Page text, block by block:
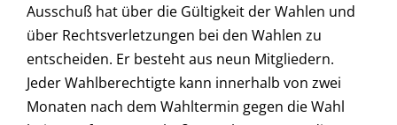
Ausschuß hat über die Gültigkeit der Wahlen und
über Rechtsverletzungen bei den Wahlen zu
entscheiden. Er besteht aus neun Mitgliedern.
Jeder Wahlberechtigte kann innerhalb von zwei
Monaten nach dem Wahltermin gegen die Wahl